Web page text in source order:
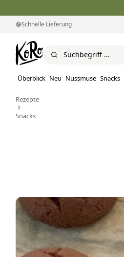
Schnelle Lieferung
Überblick Neu Nussmuse Snacks
Rezepte
Snacks